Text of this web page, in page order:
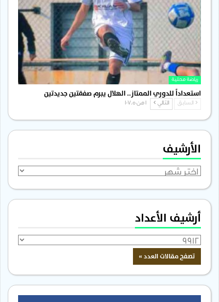
رياضة محلية
استعداداً للدوري الممتاز.. الهلال يبرم صفقتين جديدتين
السابق التالي
الأرشيف
الأرشيف
أرشيف الأعداد